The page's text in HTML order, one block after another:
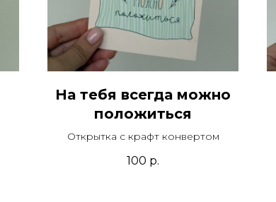
На тебя всегда можно
положиться
Открытка с крафт конвертом
100 р.